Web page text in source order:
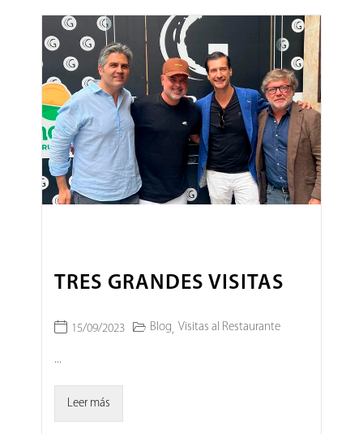
TRES GRANDES VISITAS
15/09/2023 Blog, Visitas al Restaurante
...
Leer más